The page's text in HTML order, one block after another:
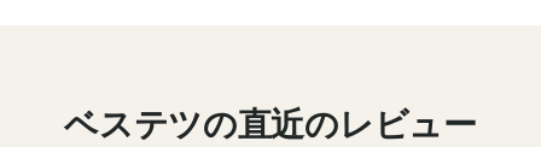
ベステツの直近のレビュー